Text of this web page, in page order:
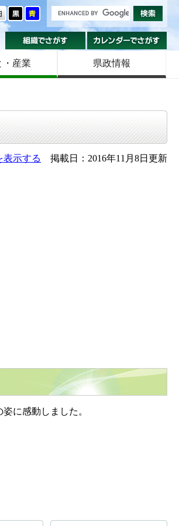
変える
組織でさがす
・産業 県政情報
表示する 掲載日：2016年11月8日更新
に感動しました。